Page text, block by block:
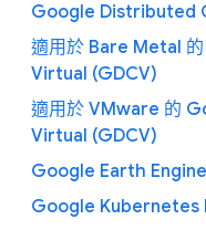
Google Distributed
適用於 Bare Metal
Virtual (GDCV)
適用於 VMware 的
Virtual (GDCV)
Google Earth Engine
Google Kubernetes